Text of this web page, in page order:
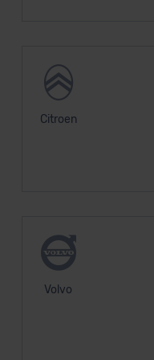
Citroen
Volvo